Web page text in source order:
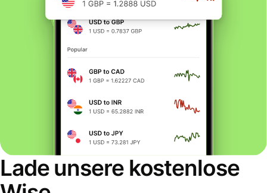
Lade unsere kostenlose